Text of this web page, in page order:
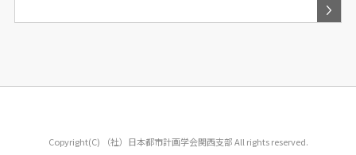
Copyright(C) （社）日本都市計画学会関西支部 All rights reserved.